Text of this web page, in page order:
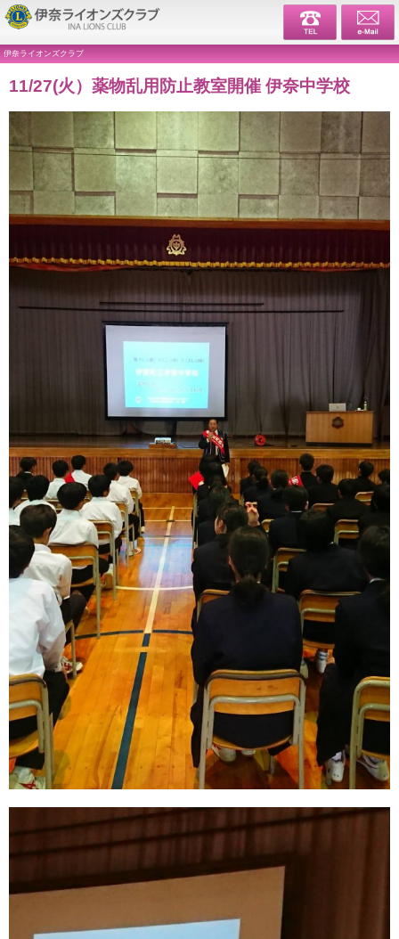
伊奈ライ
伊奈ライオンズクラブ
11/27(火）薬物乱用防止教室開催 伊奈中学校